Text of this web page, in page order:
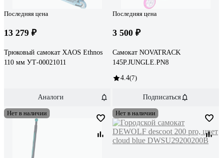
Последняя цена
13 279 ₽
Трюковый самокат XAOS Ethnos
110 мм УТ-00021011
Аналоги
Последняя цена
3 500 ₽
Самокат NOVATRACK
145P.JUNGLE.PN8
4.4(7)
Подписаться
Нет в наличии Нет в наличии